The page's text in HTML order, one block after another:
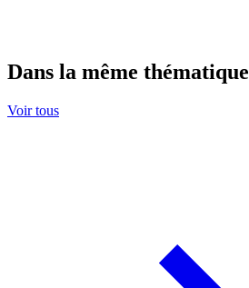
Dans la même thématique
Voir tous